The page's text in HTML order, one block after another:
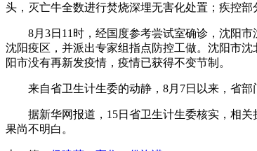
头，灭亡牛全数进行焚烧深埋无害化处置；疾控部
8月3日11时，经国度参考尝试室确诊，沈阳市
沈阳疫区，并派出专家组指点防控工做。沈阳市
阳市没有再新发疫情，疫情已获得不变节制。
来自省卫生计生委的动静，8月7日以来，省部
据新华网报道，15日省卫生计生委核实，相关
果尚不明白。